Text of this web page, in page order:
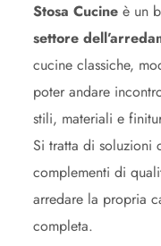
Stosa Cucine è un
settore
cucine classiche,
poter andare
stili, materiali e
Si tratta di soluzioni
complementi di
arredare la propria
completa.